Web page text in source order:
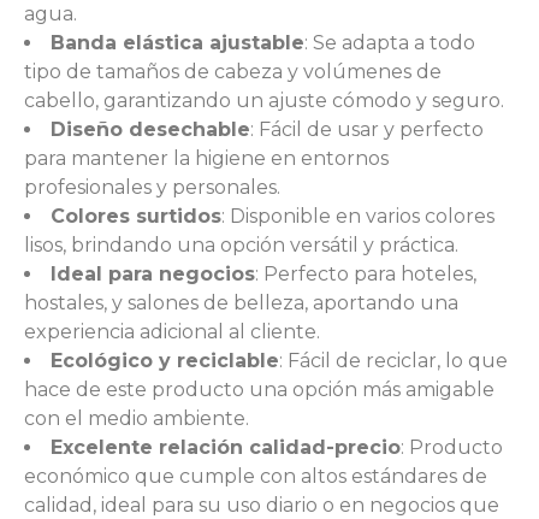
agua.
Banda elástica ajustable: Se adapta a todo
tipo de tamaños de cabeza y volúmenes de
cabello, garantizando un ajuste cómodo y seguro.
Diseño desechable: Fácil de usar y perfecto
para mantener la higiene en entornos
profesionales y personales.
Colores surtidos: Disponible en varios colores
lisos, brindando una opción versátil y práctica.
Ideal para negocios: Perfecto para hoteles,
hostales, y salones de belleza, aportando una
experiencia adicional al cliente.
Ecológico y reciclable: Fácil de reciclar, lo que
hace de este producto una opción más amigable
con el medio ambiente.
Excelente relación calidad-precio: Producto
económico que cumple con altos estándares de
calidad, ideal para su uso diario o en negocios que